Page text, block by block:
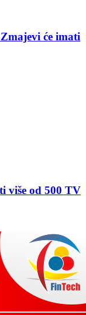
će imati
više od 500 TV